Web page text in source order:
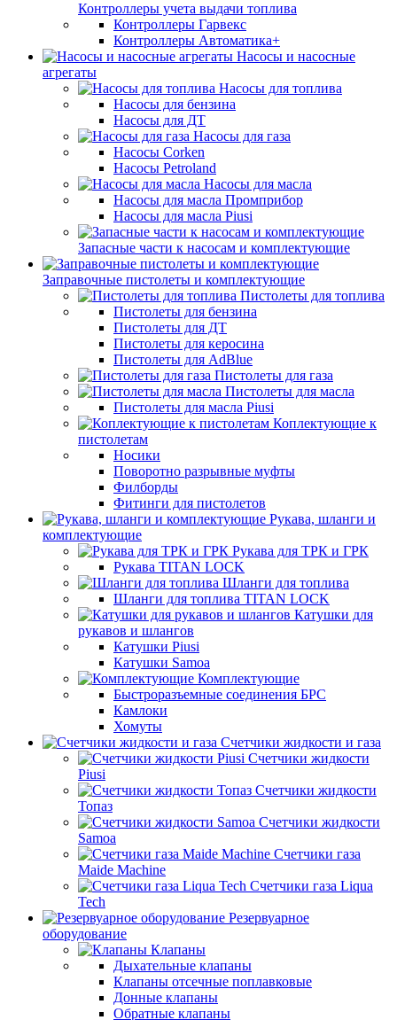
Контроллеры учета выдачи топлива
Контроллеры Гарвекс
Контроллеры Автоматика+
Насосы и насосные
агрегаты
Насосы для топлива
Насосы для бензина
Насосы для ДТ
Насосы для газа
Насосы Corken
Насосы Petroland
Насосы для масла
Насосы для масла Промприбор
Насосы для масла Piusi
Запасные части к насосам и комплектующие
Заправочные пистолеты и комплектующие
Пистолеты для топлива
Пистолеты для бензина
Пистолеты для ДТ
Пистолеты для керосина
Пистолеты для AdBlue
Пистолеты для газа
Пистолеты для масла
Пистолеты для масла Piusi
Коплектующие к
пистолетам
Носики
Поворотно разрывные муфты
Филборды
Фитинги для пистолетов
Рукава, шланги и
комплектующие
Рукава для ТРК и ГРК
Рукава TITAN LOCK
Шланги для топлива
Шланги для топлива TITAN LOCK
Катушки для
рукавов и шлангов
Катушки Piusi
Катушки Samoa
Комплектующие
Быстроразъемные соединения БРС
Камлоки
Хомуты
Счетчики жидкости и газа
Счетчики жидкости
Piusi
Счетчики жидкости
Топаз
Счетчики жидкости
Samoa
Счетчики газа
Maide Machine
Счетчики газа Liqua
Tech
Резервуарное
оборудование
Клапаны
Дыхательные клапаны
Клапаны отсечные поплавковые
Донные клапаны
Обратные клапаны